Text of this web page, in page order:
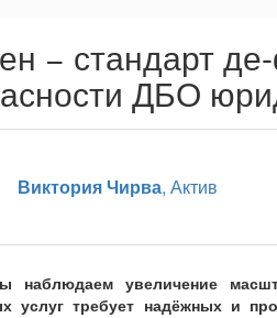
− стандарт
ДБО
Виктория Чирва, Актив
наблюдаем увеличение
услуг требует надёжных и